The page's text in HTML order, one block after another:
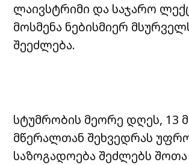
ლაივსტრიმი და საჯარო
მოსმენა ნებისმიერ
შეეძლება.
სტუმრობის მეორე დღეს, 13
მწერალთან შეხვედრას
საზოგადოება შეძლებს შოთა